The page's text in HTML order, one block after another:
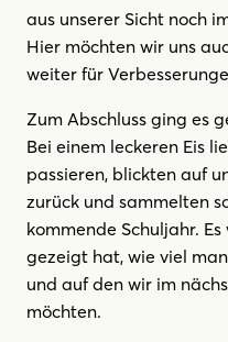
aus unserer Sicht noch
Hier möchten wir uns
weiter für
Zum Abschluss ging es
Bei einem leckeren Eis
passieren, blickten auf
zurück und sammelten
kommende Schuljahr.
gezeigt hat, wie viel
und auf den wir im
möchten.